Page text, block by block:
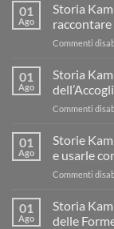
01
Ago
Storia
raccontare
Commenti
01
Ago
Storia
Commenti
01
Ago
Storie
e usarle
Commenti
01
Ago
Storia
delle